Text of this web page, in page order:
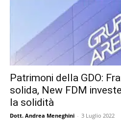
Patrimoni della GDO:
solida, New FDM
la solidità
Dott. Andrea Meneghini - 3 Luglio 2022